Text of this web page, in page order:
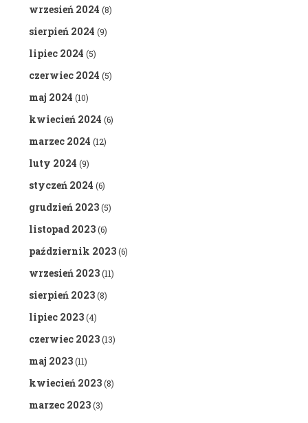
wrzesień 2024 (8)
sierpień 2024 (9)
lipiec 2024 (5)
czerwiec 2024 (5)
maj 2024 (10)
kwiecień 2024 (6)
marzec 2024 (12)
luty 2024 (9)
styczeń 2024 (6)
grudzień 2023(5)
listopad 2023(6)
październik 2023(6)
wrzesień 2023(11)
sierpień 2023(8)
lipiec 2023(4)
czerwiec 2023(13)
maj 2023(11)
kwiecień 2023(8)
marzec 2023(3)